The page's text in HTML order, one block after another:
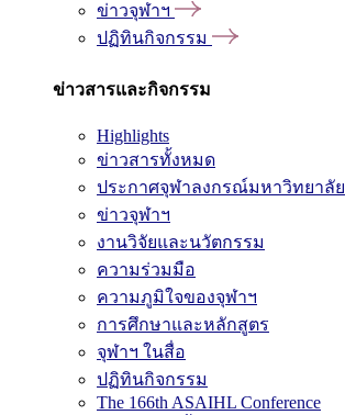
ข่าวจุฬาฯ
ปฏิทินกิจกรรม
ข่าวสารและกิจกรรม
Highlights
ข่าวสารทั้งหมด
ประกาศจุฬาลงกรณ์มหาวิทยาลัย
ข่าวจุฬาฯ
งานวิจัยและนวัตกรรม
ความร่วมมือ
ความภูมิใจของจุฬาฯ
การศึกษาและหลักสูตร
จุฬาฯ ในสื่อ
ปฏิทินกิจกรรม
The 166th ASAIHL Conference